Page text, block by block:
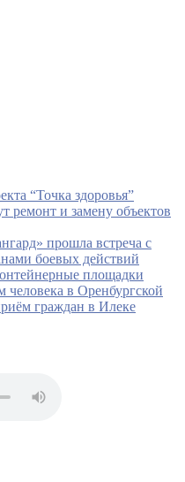
“Точка здоровья”
ремонт и замену объектов
прошла встреча с
боевых действий
площадки
в Оренбургской
граждан в Илеке